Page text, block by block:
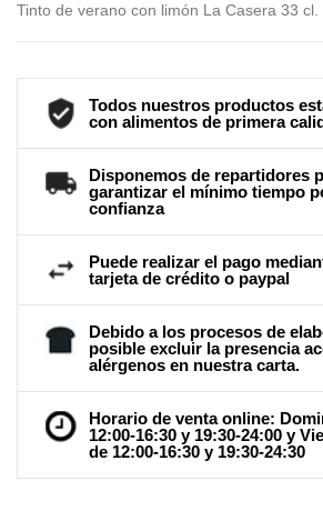
Tinto de verano con limón La Casera 33 cl.
Todos nuestros productos
con alimentos de primera
Disponemos de repartidores
garantizar el mínimo tiempo
confianza
Puede realizar el pago
tarjeta de crédito o paypal
Debido a los procesos de
posible excluir la presencia
alérgenos en nuestra carta.
Horario de venta online:
12:00-16:30 y 19:30-24:00 y
de 12:00-16:30 y 19:30-24:30